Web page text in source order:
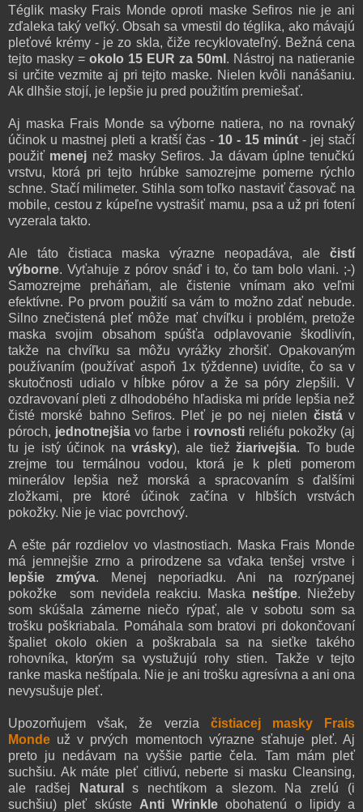
Téglik masky Frais Monde oproti maske Sefiros nie je ani
zďaleka taký veľký. Obsah sa vmestil do téglika, ako mávajú
pleťové krémy - je zo skla, čiže recyklovateľný. Bežná cena
tejto masky = okolo 15 EUR za 50ml . Nástroj na natieranie
si určite vezmite aj pri tejto maske. Nielen kvôli nanášaniu.
Ak dlhšie stojí, je lepšie ju pred použitím premiešať.
Aj maska Frais Monde sa výborne natiera, no na rovnaký
účinok u mastnej pleti a kratší čas - 10 - 15 minút - jej stačí
použiť menej než masky Sefiros. Ja dávam úplne tenučkú
vrstvu, ktorá pri tejto hrúbke samozrejme pomerne rýchlo
schne. Stačí milimeter. Stihla som toľko nastaviť časovač na
mobile, cestou z kúpeľne vystrašiť mamu, psa a už pri fotení
vyzerala takto.
Ale táto čistiaca maska výrazne neopadáva, ale čistí
výborne. Vyťahuje z pórov snáď i to, čo tam bolo vlani. ;-)
Samozrejme preháňam, ale čistenie vnímam ako veľmi
efektívne. Po prvom použití sa vám to možno zdať nebude.
Silno znečistená pleť môže mať chvíľku i problém, pretože
maska svojim obsahom spúšťa odplavovanie škodlivín,
takže na chvíľku sa môžu vyrážky zhoršiť. Opakovaným
používaním (používať aspoň 1x týždenne) uvidíte, čo sa v
skutočnosti udialo v hĺbke pórov a že sa póry zlepšili. V
ozdravovaní pleti z dlhodobého hľadiska mi príde lepšia než
čisté morské bahno Sefiros. Pleť je po nej nielen čistáv
póroch, jednotnejšiavo farbe i rovnosti reliéfu pokožky (aj
tu je istý účinok na vrásky), ale tiežžiarivejšia. To bude
zrejme tou termálnou vodou, ktorá je k pleti pomerom
minerálov lepšia než morská a spracovaním s ďalšími
zložkami, pre ktoré účinok začína v hlbších vrstvách
pokožky. Nie je viac povrchový.
A ešte pár rozdielov vo vlastnostiach. Maska Frais Monde
má jemnejšie zrno a prirodzene sa vďaka tenšej vrstve i
lepšie zmýva. Menej neporiadku. Ani na rozrýpanej
pokožke som nevidela reakciu. Maska neštípe. Niežeby
som skúšala zámerne niečo rýpať, ale v sobotu som sa
trošku poškriabala. Pomáhala som bratovi pri dokončovaní
špaliet okolo okien a poškrabala sa na sieťke takého
rohovníka, ktorým sa vystužujú rohy stien. Takže v tejto
ranke maska neštípala. Nie je ani trošku agresívna a ani ona
nevysušuje pleť.
Upozorňujem však, že verzia čistiacej masky Frais
Monde už v prvých momentoch výrazne sťahuje pleť. Aj
preto ju nedávam na vyššie partie čela. Tam mám pleť
suchšiu. Ak máte pleť citlivú, neberte si masku Cleansing,
ale radšej
Naturals nechtíkom a slezom. Na zrelú (i
suchšiu) pleť skúste Anti Wrinkleobohatenú o lipidy a